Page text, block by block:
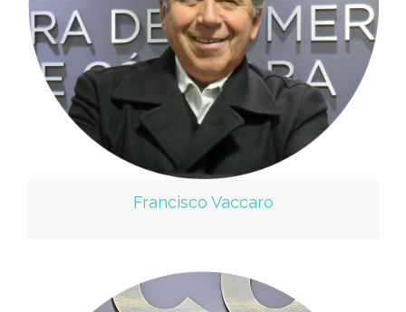
Francisco Vaccaro